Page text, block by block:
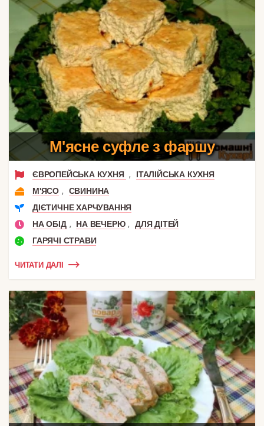
М'ясне суфле з фаршу
ЄВРОПЕЙСЬКА КУХНЯ ,
ІТАЛІЙСЬКА КУХНЯ
М'ЯСО ,
СВИНИНА
ДІЄТИЧНЕ ХАРЧУВАННЯ
НА ОБІД , НА ВЕЧЕРЮ ,
ДЛЯ ДІТЕЙ
ГАРЯЧІ СТРАВИ
ЧИТАТИ ДАЛІ